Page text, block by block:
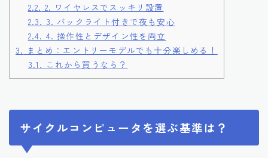
2.2. 2. ワイヤレスでスッキリ設置
2.3. 3. バックライト付きで夜も安心
2.4. 4. 操作性とデザイン性を両立
3. まとめ：エントリーモデルでも十分楽しめる！
3.1. これから買うなら？
サイクルコンピュータを選ぶ基準は？